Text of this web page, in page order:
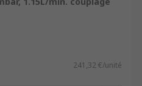
241,32 €/unité